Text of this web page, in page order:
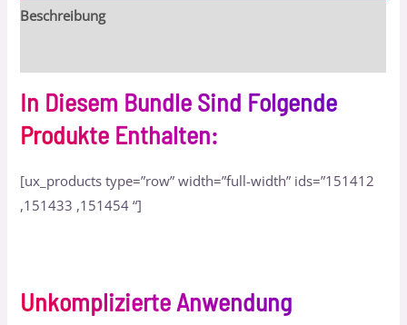
Beschreibung
In Diesem Bundle Sind Folgende
Produkte Enthalten:
[ux_products type=”row” width=”full-width” ids=”151412
,151433 ,151454 “]
Unkomplizierte Anwendung